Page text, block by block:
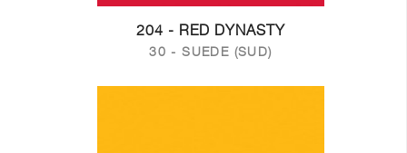
204 - RED DYNASTY
30 - SUEDE (SUD)